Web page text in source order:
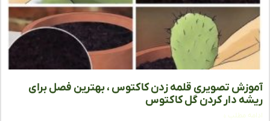
تصویری قلمه زدن کاکتوس ، بهترین فصل برای
دار کردن گل کاکتوس
مطلب »